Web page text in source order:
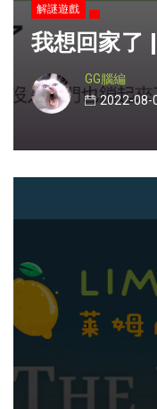
解謎遊戲
我想回家
GG腦編
2022-08-